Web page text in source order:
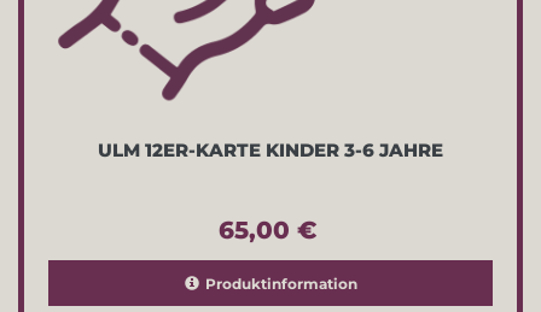
ULM 12ER-KARTE KINDER 3-6 JAHRE
65,00 €
Produktinformation